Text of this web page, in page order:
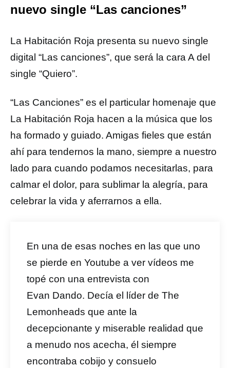
nuevo single “Las canciones”
La Habitación Roja presenta su nuevo single
digital “Las canciones”, que será la cara A del
single “Quiero”.
“Las Canciones” es el particular homenaje que
La Habitación Roja hacen a la música que los
ha formado y guiado. Amigas fieles que están
ahí para tendernos la mano, siempre a nuestro
lado para cuando podamos necesitarlas, para
calmar el dolor, para sublimar la alegría, para
celebrar la vida y aferrarnos a ella.
En una de esas noches en las que uno
se pierde en Youtube a ver vídeos me
topé con una entrevista con
Evan Dando. Decía el líder de The
Lemonheads que ante la
decepcionante y miserable realidad que
a menudo nos acecha, él siempre
encontraba cobijo y consuelo